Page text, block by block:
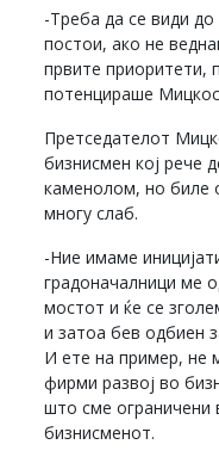
-Треба да се види
постои, ако не
првите приоритети,
потенцираше
Претседателот
бизнисмен кој рече
каменолом, но биле
многу слаб.
-Ние имаме
градоначалници ме
мостот и ќе се
и затоа бев одбиен
И ете на пример, не
фирми развој во
што сме
бизнисменот.